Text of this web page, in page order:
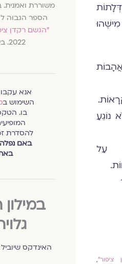
נוֹגֵעַ
עַל
ציפור",
משוררת
הספר הגבוה
"הגשם רקדן
2022. בימים אלו עובדת על ספר שני.
אנא
השימוש ב
בו.
להסדרת
באם
האינדקס